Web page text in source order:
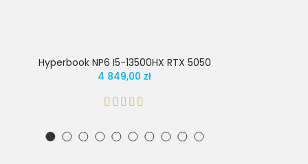
Hyperbook NP6 I5-13500HX RTX 5050
4 849,00 zł